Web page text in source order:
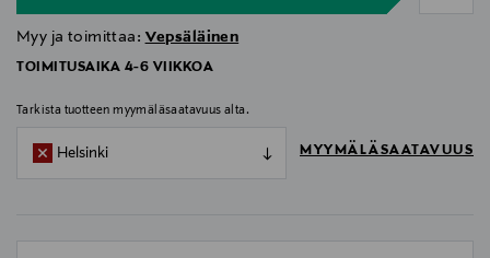
Myy ja toimittaa: Vepsäläinen
TOIMITUSAIKA 4-6 VIIKKOA
Tarkista tuotteen myymäläsaatavuus alta.
Helsinki MYYMÄLÄSAATAVUUS